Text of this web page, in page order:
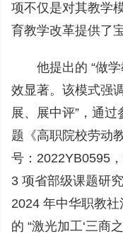
项不仅是对其教学
育教学改革提供了
他提出的 “做
效显著。该模式强
展、展中评”，通
题《高职院校劳动
号：2022YB0595
3 项省部级课题研
2024 年中华职教
的 “激光加工‘三商